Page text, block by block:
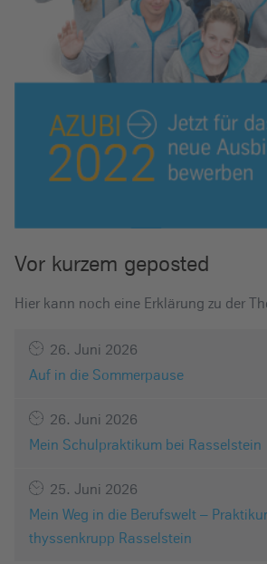
Vor kurzem geposted
Hier kann noch eine Erklärung zu der
26. Juni 2026
Auf in die Sommerpause
26. Juni 2026
Mein Schulpraktikum bei Rasselstein
25. Juni 2026
Mein Weg in die Berufswelt –
thyssenkrupp Rasselstein